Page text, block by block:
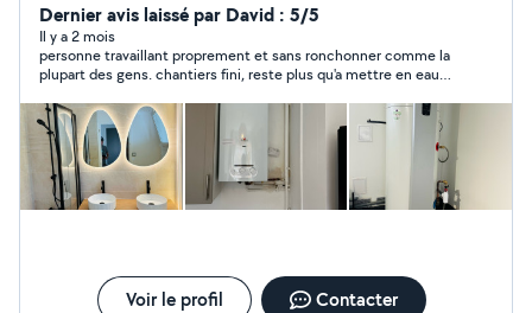
Dernier avis laissé par David : 5/5
Il y a 2 mois
personne travaillant proprement et sans ronchonner comme la
plupart des gens. chantiers fini, reste plus qu'a mettre en eaux
soudures...
Voir le profil Contacter